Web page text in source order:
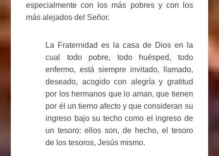
especialmente con los más pobres y con los
más alejados del Señor.
La Fraternidad es la casa de Dios en la
cual todo pobre, todo huésped, todo
enfermo, está siempre invitado, llamado,
deseado, acogido con alegría y gratitud
por los hermanos que lo aman, que tienen
por él un tierno afecto y que consideran su
ingreso bajo su techo como el ingreso de
un tesoro: ellos son, de hecho, el tesoro
de los tesoros, Jesús mismo.